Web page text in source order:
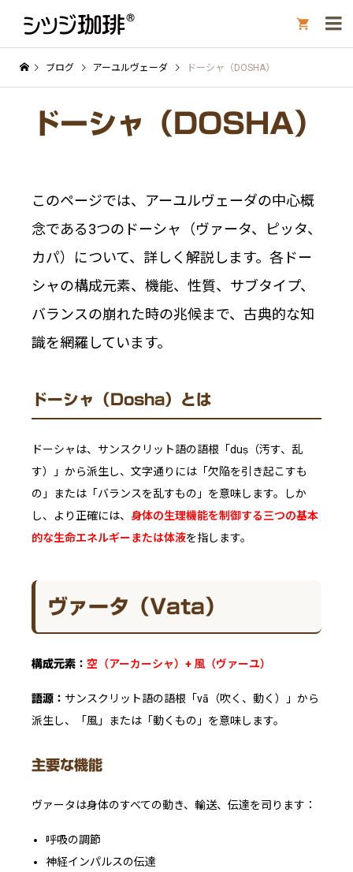

ブログ アーユルヴェーダ ドーシャ（DOSHA）
ドーシャ（DOSHA）
このページでは、アーユルヴェーダの中心概
念である3つのドーシャ（ヴァータ、ピッタ、
カパ）について、詳しく解説します。各ドー
シャの構成元素、機能、性質、サブタイプ、
バランスの崩れた時の兆候まで、古典的な知
識を網羅しています。
ドーシャ（Dosha）とは
ドーシャは、サンスクリット語の語根「duṣ（汚す、乱
す）」から派生し、文字通りには「欠陥を引き起こすも
の」または「バランスを乱すもの」を意味します。しか
し、より正確には、 身体の生理機能を制御する三つの基本
的な生命エネルギーまたは体液を指します。
ヴァータ（Vata）
構成元素： 空（アーカーシャ）+ 風（ヴァーユ）
語源： サンスクリット語の語根「vā（吹く、動く）」から
派生し、「風」または「動くもの」を意味します。
主要な機能
ヴァータは身体のすべての動き、輸送、伝達を司ります：
呼吸の調節
神経インパルスの伝達